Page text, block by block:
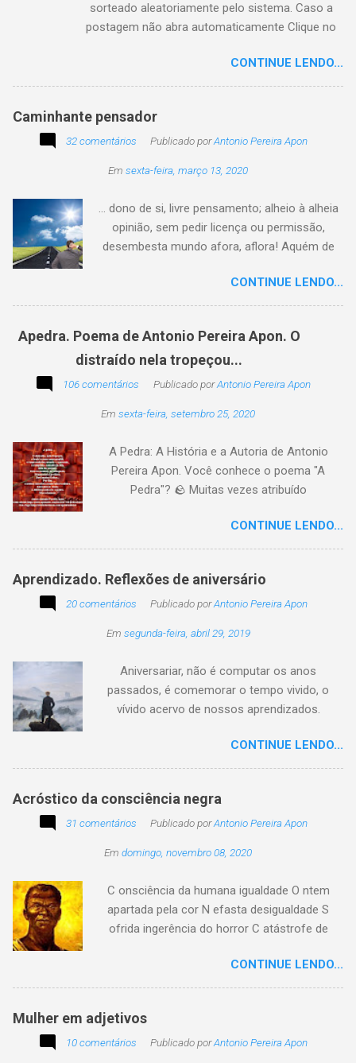
sorteado aleatoriamente pelo sistema. Caso a
postagem não abra automaticamente Clique no
CONTINUE LENDO...
Caminhante pensador
32 comentários Publicado porAntonio Pereira Apon
Em sexta-feira, março 13, 2020
... dono de si, livre pensamento; alheio à alheia
opinião, sem pedir licença ou permissão,
desembesta mundo afora, aflora! Aquém de
sem pitaco, intromissão... Antonio Pereira
Apon. No blog Filosofando na vida , a
uma frase, verso,
poesia, pensamento, mensagem… Sobre uma
imagem postada a cada quinzena. Acima, a
participação na segunda edição dessa
encantando . Segue a sós o caminhante,
itinerante pensador, sob o céu, sobre o
caminho, toca a vida a caminhar. Vem de
não tarda, não demora,
CONTINUE LENDO...
Apedra. Poema de Antonio Pereira Apon. O
distraído nela tropeçou...
106 comentários Publicado porAntonio Pereira Apon
Em sexta-feira, setembro 25, 2020
A Pedra: A História e a Autoria de Antonio
Pereira Apon. Você conhece o poema "A
Pedra"? 🪨 Muitas vezes atribuído
é, na verdade, de autoria de Antonio Pereira
Apon, publicado pela primeira vez em 1999 no
utilidade de um objeto depende da perspectiva
de quem o usa. Se você encontrar este texto
creditado a outros nomes, ajude-nos a
compartilhando o crédito correto.
CONTINUE LENDO...
Aprendizado. Reflexões de aniversário
20 comentários Publicado porAntonio Pereira Apon
Em segunda-feira, abril 29, 2019
Aniversariar, não é computar os anos
passados, é comemorar o tempo vivido, o
vívido acervo de nossos aprendizados.
existir. Há quem simplesmente assista o tempo
e a vida passarem. Mas, há também quem
apenas passe alheio a tudo, tem quem aprenda
com o passar... Eu tenho aprendido:
CONTINUE LENDO...
Acróstico da consciência negra
31 comentários Publicado porAntonio Pereira Apon
Em domingo, novembro 08, 2020
C onsciência da humana igualdade O ntem
apartada pela cor N efasta desigualdade S
ofrida ingerência do horror C atástrofe de
tempo o preito N egritude sempre linda C ultura
multicolor I rmanados na cidadania A gentes
CONTINUE LENDO...
Mulher em adjetivos
10 comentários Publicado porAntonio Pereira Apon